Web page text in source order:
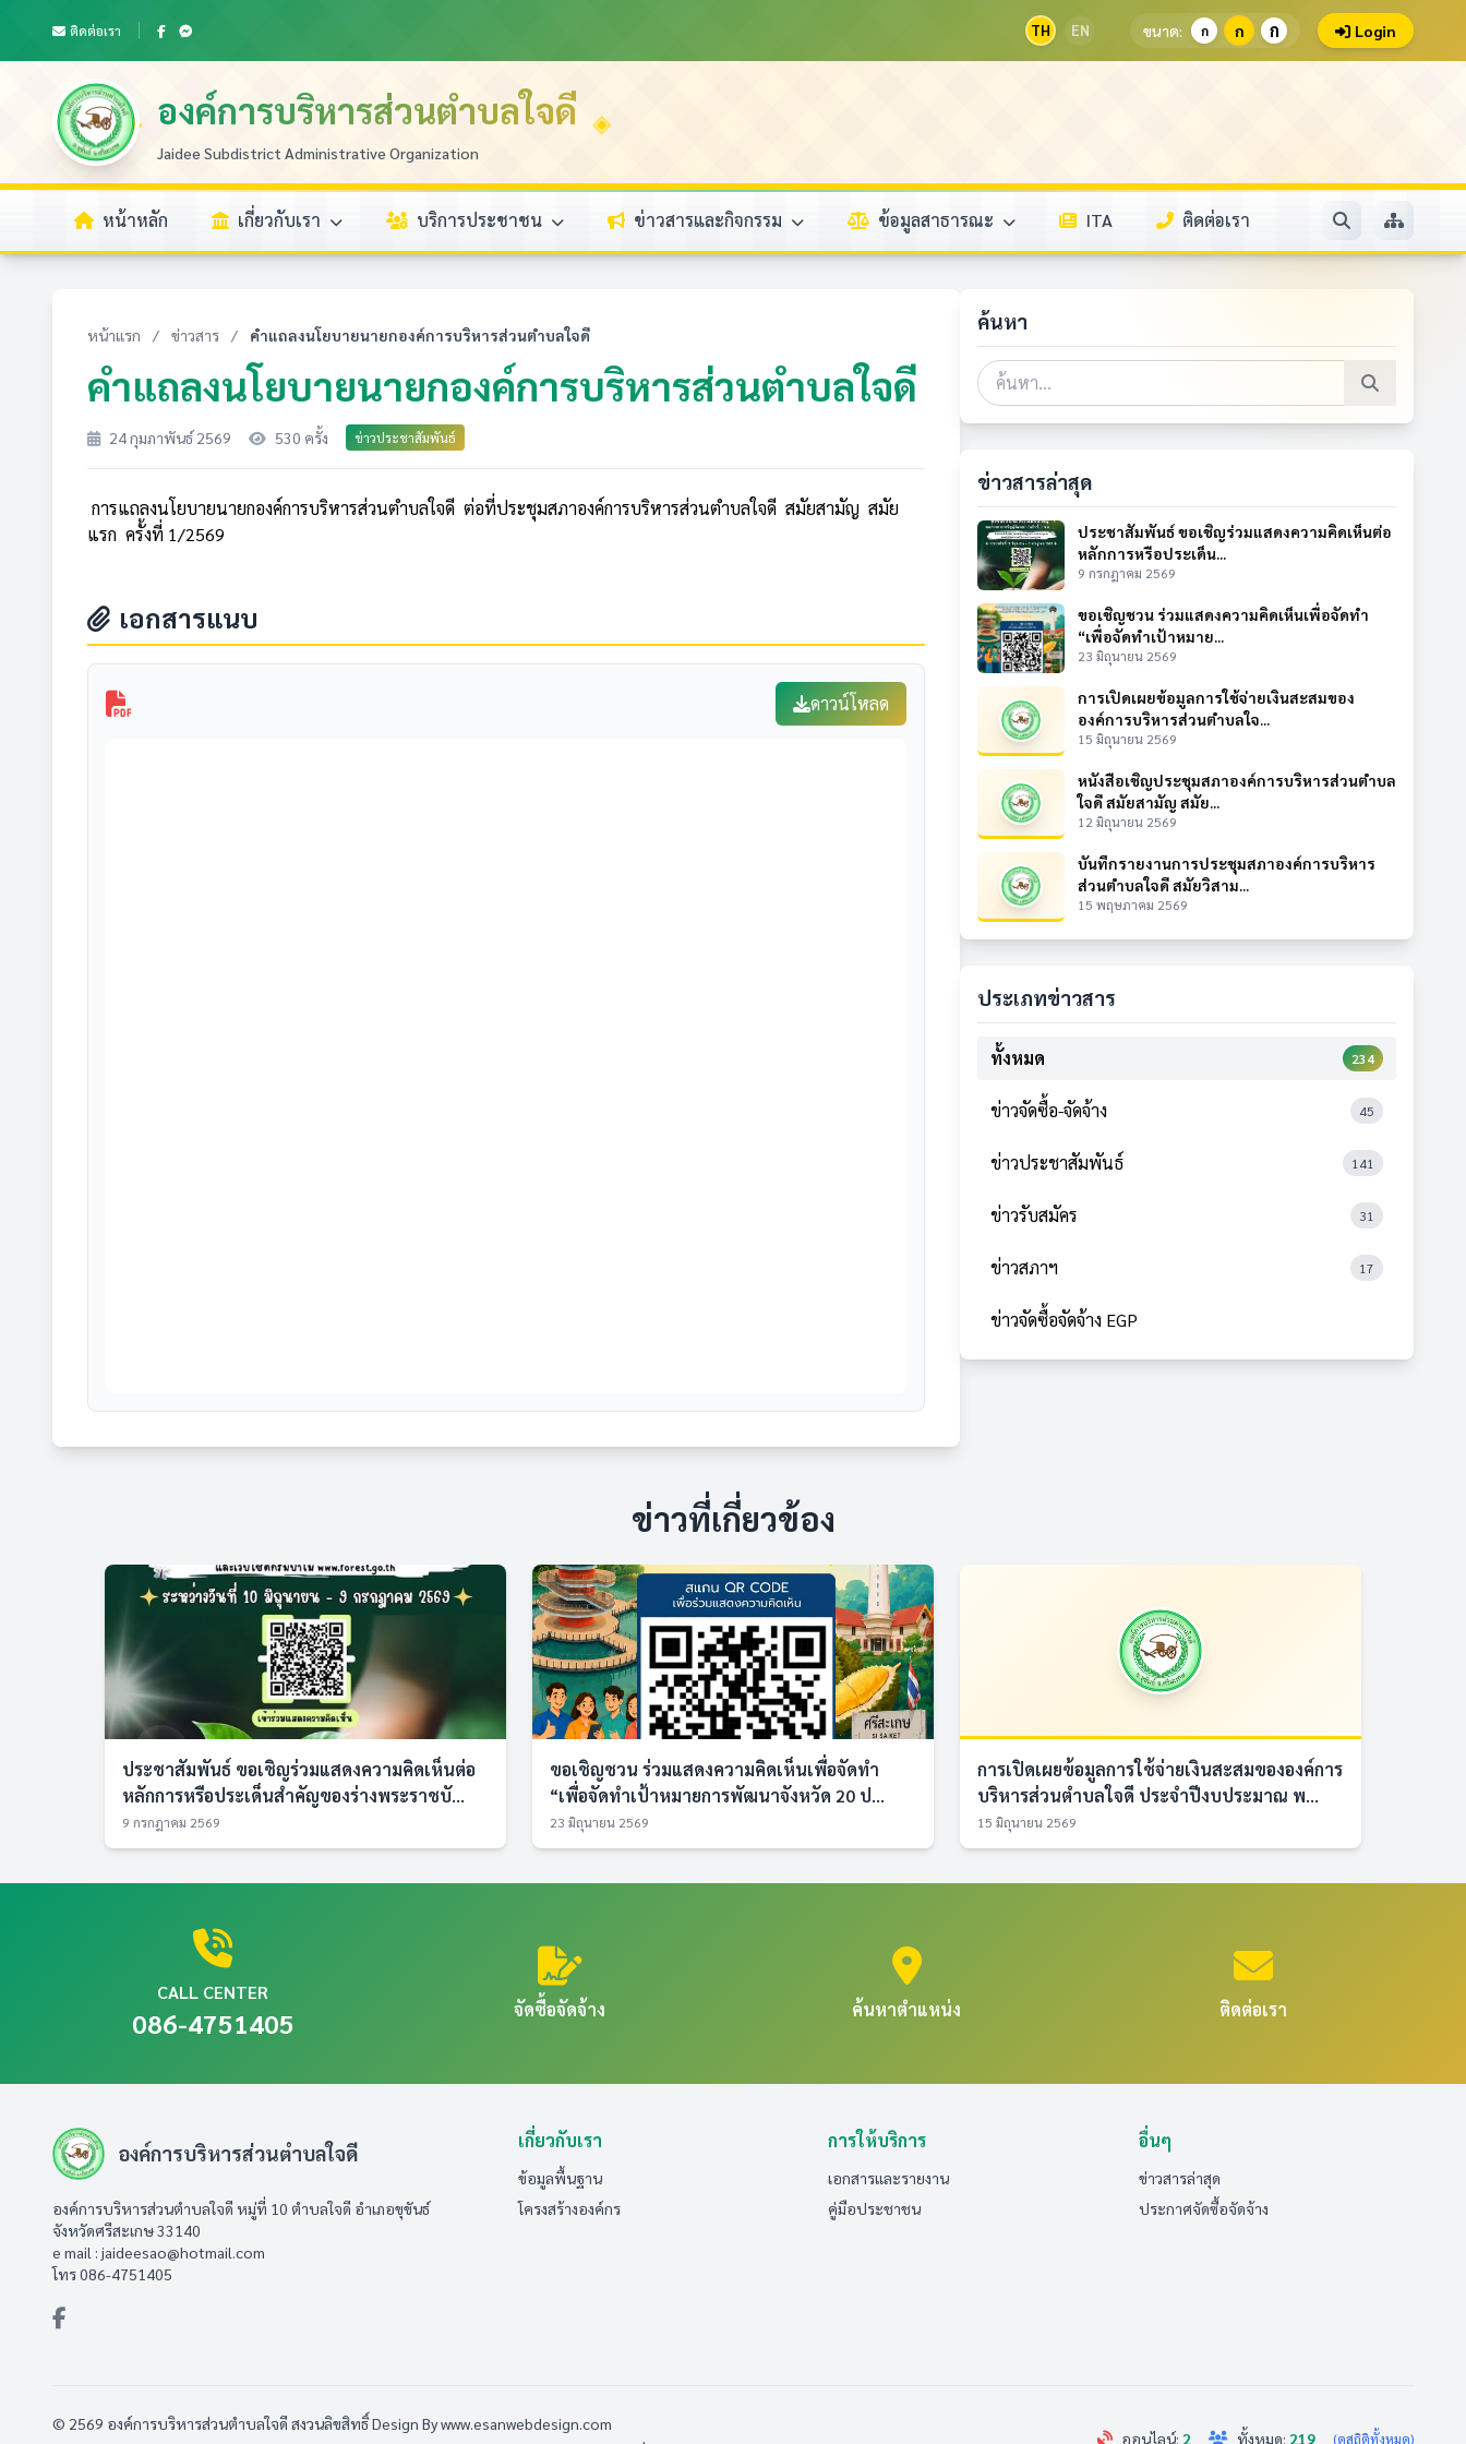
ติดต่อเรา TH EN ขนาด: ก ก ก Login
องค์การบริหารส่วนตำบลใจดี
Jaidee Subdistrict Administrative Organization
หน้าหลัก เกี่ยวกับเรา บริการประชาชน ข่าวสารและกิจกรรม ข้อมูลสาธารณะ ITA ติดต่อเรา
หน้าแรก / ข่าวสาร / คำแถลงนโยบายนายกองค์การบริหารส่วนตำบลใจดี
คำแถลงนโยบายนายกองค์การบริหารส่วนตำบลใจดี
24 กุมภาพันธ์ 2569 530 ครั้ง ข่าวประชาสัมพันธ์
การแถลงนโยบายนายกองค์การบริหารส่วนตำบลใจดี ต่อที่ประชุมสภาองค์การบริหารส่วนตำบลใจดี สมัยสามัญ สมัย
แรก ครั้งที่ 1/2569
เอกสารแนบ
ดาวน์โหลด
ค้นหา
ข่าวสารล่าสุด
ประชาสัมพันธ์ ขอเชิญร่วมแสดงความคิดเห็นต่อ
หลักการหรือประเด็น...
9 กรกฎาคม 2569
ขอเชิญชวน ร่วมแสดงความคิดเห็นเพื่อจัดทำ
“เพื่อจัดทำเป้าหมาย...
23 มิถุนายน 2569
การเปิดเผยข้อมูลการใช้จ่ายเงินสะสมของ
องค์การบริหารส่วนตำบลใจ...
15 มิถุนายน 2569
หนังสือเชิญประชุมสภาองค์การบริหารส่วนตำบล
ใจดี สมัยสามัญ สมัย...
12 มิถุนายน 2569
บันทึกรายงานการประชุมสภาองค์การบริหาร
ส่วนตำบลใจดี สมัยวิสาม...
15 พฤษภาคม 2569
ประเภทข่าวสาร
ทั้งหมด 234
ข่าวจัดซื้อ-จัดจ้าง 45
ข่าวประชาสัมพันธ์ 141
ข่าวรับสมัคร 31
ข่าวสภาฯ 17
ข่าวจัดซื้อจัดจ้าง EGP
ข่าวที่เกี่ยวข้อง
ประชาสัมพันธ์ ขอเชิญร่วมแสดงความคิดเห็นต่อ
หลักการหรือประเด็นสำคัญของร่างพระราชบั...
9 กรกฎาคม 2569
ขอเชิญชวน ร่วมแสดงความคิดเห็นเพื่อจัดทำ
“เพื่อจัดทำเป้าหมายการพัฒนาจังหวัด 20 ป...
23 มิถุนายน 2569
การเปิดเผยข้อมูลการใช้จ่ายเงินสะสมขององค์การ
บริหารส่วนตำบลใจดี ประจำปีงบประมาณ พ...
15 มิถุนายน 2569
CALL CENTER
086-4751405 จัดซื้อจัดจ้าง ค้นหาตำแหน่ง ติดต่อเรา
องค์การบริหารส่วนตำบลใจดี
องค์การบริหารส่วนตำบลใจดี หมู่ที่ 10 ตำบลใจดี อำเภอขุขันธ์
จังหวัดศรีสะเกษ 33140
e mail : jaideesao@hotmail.com
โทร 086-4751405
เกี่ยวกับเรา
ข้อมูลพื้นฐาน
โครงสร้างองค์กร
การให้บริการ
เอกสารและรายงาน
คู่มือประชาชน
อื่นๆ
ข่าวสารล่าสุด
ประกาศจัดซื้อจัดจ้าง
© 2569 องค์การบริหารส่วนตำบลใจดี สงวนลิขสิทธิ์Design By www.esanwebdesign.com
ออนไลน์: 2 ทั้งหมด: 219 (ดูสถิติทั้งหมด)